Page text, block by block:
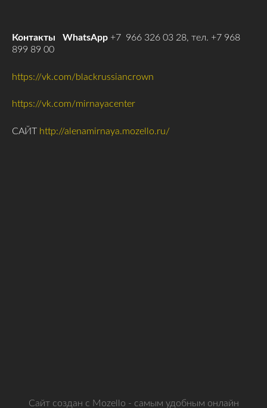
Контакты WhatsApp +7 966 326 03 28, тел. +7 968
899 89 00
https://vk.com/blackrussiancrown
https://vk.com/mirnayacenter
САЙТ http://alenamirnaya.mozello.ru/
Сайт создан с Mozello - самым удобным онлайн